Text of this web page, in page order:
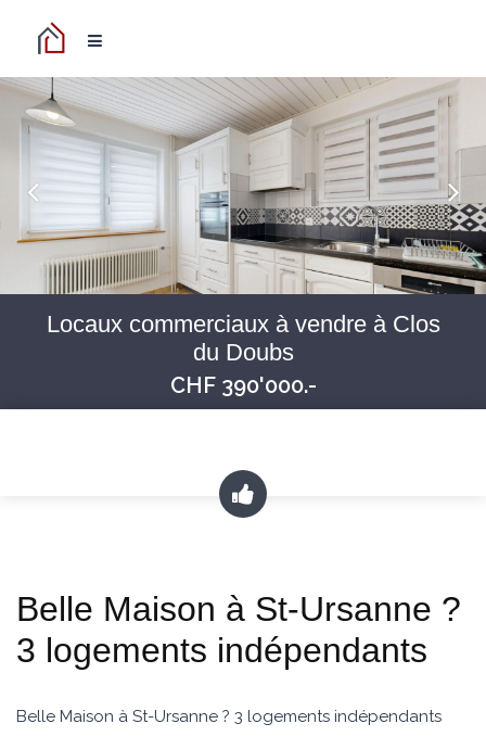
Locaux commerciaux à vendre à Clos
du Doubs
CHF 390'000.-
Belle Maison à St-Ursanne ?
3 logements indépendants
Belle Maison à St-Ursanne ? 3 logements indépendants